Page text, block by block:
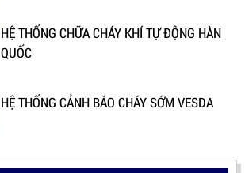
HỆ THỐNG CHỮA CHÁY KHÍ TỰ ĐỘNG HÀN
QUỐC
HỆ THỐNG CẢNH BÁO CHÁY SỚM VESDA